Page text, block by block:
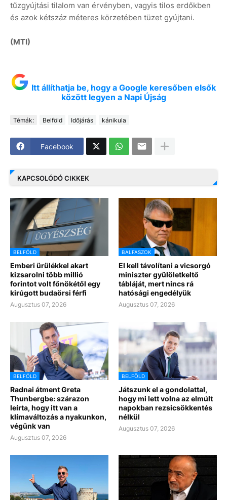
tűzgyújtási tilalom van érvényben, vagyis tilos erdőkben
és azok kétszáz méteres körzetében tüzet gyújtani.
(MTI)
Itt állíthatja be, hogy a Google keresőben elsők
között legyen a Napi Újság
Témák: Belföld Időjárás kánikula
Facebook
KAPCSOLÓDÓ CIKKEK
BELFÖLD
Emberi ürülékkel akart
kizsarolni több millió
forintot volt főnökétől egy
kirúgott budaörsi férfi
Augusztus 07, 2026
BALFASZOK
El kell távolítani a vicsorgó
miniszter gyülöletkeltő
tábláját, mert nincs rá
hatósági engedélyük
Augusztus 07, 2026
BELFÖLD
Radnai átment Greta
Thunbergbe: szárazon
leírta, hogy itt van a
klímaváltozás a nyakunkon,
végünk van
Augusztus 07, 2026
BELFÖLD
Játszunk el a gondolattal,
hogy mi lett volna az elmúlt
napokban rezsicsökkentés
nélkül
Augusztus 07, 2026